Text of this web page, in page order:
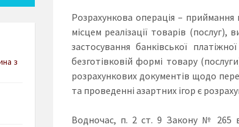
Розрахункова операція –
місцем реалізації товарів
застосування банківської
безготівковій формі товару
розрахункових документів щодо
та проведенні азартних ігор є
Водночас, п. 2 ст. 9 Закону № 265
з